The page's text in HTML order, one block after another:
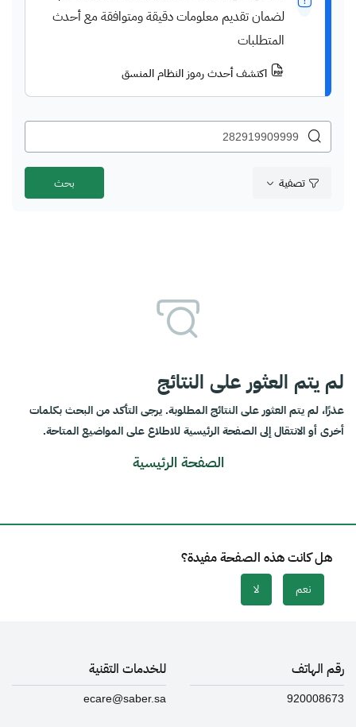
لضمان تقديم معلومات دقيقة ومتوافقة مع أحدث
المتطلبات
اكتشف أحدث رموز النظام المنسق
تصفية
لم يتم العثور على النتائج
عذرًا، لم يتم العثور على النتائج المطلوبة. يرجى التأكد من البحث بكلمات
أخرى أو الانتقال إلى الصفحة الرئيسية للاطلاع على المواضيع المتاحة.
الصفحة الرئيسية
هل كانت هذه الصفحة مفيدة؟
نعم لا
رقم الهاتف
920008673
للخدمات التقنية
ecare@saber.sa